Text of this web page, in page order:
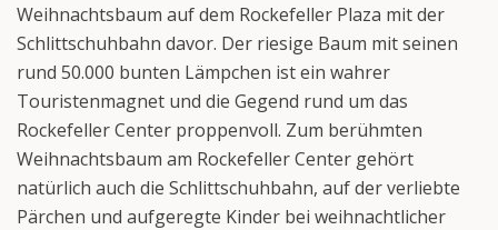
Weihnachtsbaum auf dem Rockefeller Plaza mit der
Schlittschuhbahn davor. Der riesige Baum mit seinen
rund 50.000 bunten Lämpchen ist ein wahrer
Touristenmagnet und die Gegend rund um das
Rockefeller Center proppenvoll. Zum berühmten
Weihnachtsbaum am Rockefeller Center gehört
natürlich auch die Schlittschuhbahn, auf der verliebte
Pärchen und aufgeregte Kinder bei weihnachtlicher